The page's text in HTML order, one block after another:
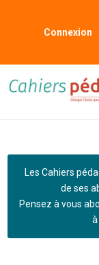
Connexion
Les Cahiers
de ses
Pensez à vous